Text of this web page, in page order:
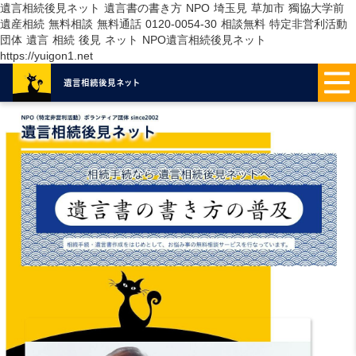
遺言相続後見ネット 遺言書の書き方 NPO 埼玉見 草加市 獨協大学前
遺産相続 無料相談 無料通話 0120-0054-30 相談無料 特定非営利活動
団体 遺言 相続 後見 ネット NPO遺言相続後見ネット
https://yuigon1.net
遺言相続後見ネット